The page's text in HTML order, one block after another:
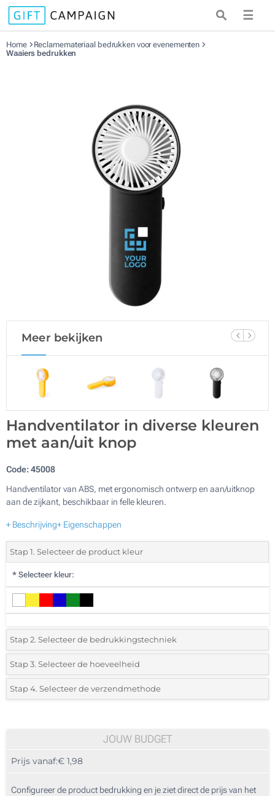
☰
Home
Reclamemateriaal bedrukken voor evenementen
Waaiers bedrukken
Meer bekijken
Handventilator in diverse kleuren
met aan/uit knop
Code:45008
Handventilator van ABS, met ergonomisch ontwerp en aan/uitknop
aan de zijkant, beschikbaar in felle kleuren.
+ Beschrijving+ Eigenschappen
Stap 1. Selecteer de product kleur
* Selecteer kleur:
Stap 2. Selecteer de bedrukkingstechniek
*Selecteer de bedrukking en kleuren van het logo:
1 Kleur (Voorzijde)
Stap 3. Selecteer de hoeveelheid
*Selecteer uit de lijst of voeg het gewenste aantal in
110
Stap 4. Selecteer de verzendmethode
JOUW BUDGET
Prijs vanaf:€ 1,98
Configureer de product bedrukking en je ziet direct de prijs van het